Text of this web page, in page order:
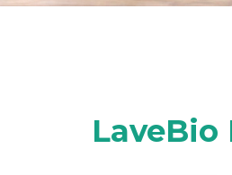
LaveBio